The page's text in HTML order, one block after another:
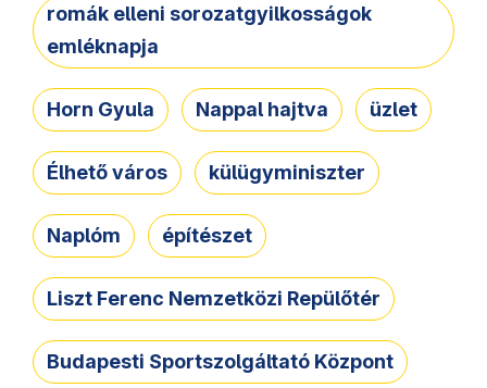
romák elleni sorozatgyilkosságok
emléknapja
Horn Gyula Nappal hajtva üzlet
Élhető város külügyminiszter
Naplóm építészet
Liszt Ferenc Nemzetközi Repülőtér
Budapesti Sportszolgáltató Központ